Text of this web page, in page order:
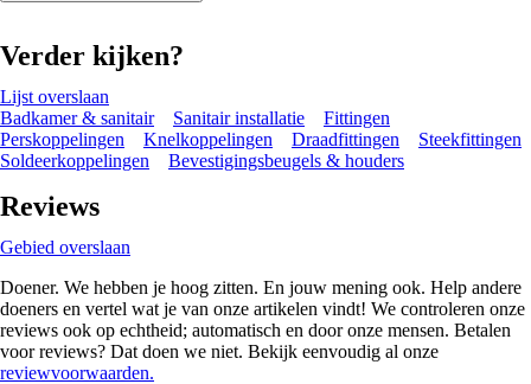
Verder kijken?
Lijst overslaan
Badkamer & sanitair
Sanitair installatie
Fittingen
Perskoppelingen
Knelkoppelingen Draadfittingen
Steekfittingen
Soldeerkoppelingen
Bevestigingsbeugels & houders
Reviews
Gebied overslaan
Doener. We hebben je hoog zitten. En jouw mening ook. Help andere
doeners en vertel wat je van onze artikelen vindt! We controleren onze
reviews ook op echtheid; automatisch en door onze mensen. Betalen
voor reviews? Dat doen we niet. Bekijk eenvoudig al onze
reviewvoorwaarden.